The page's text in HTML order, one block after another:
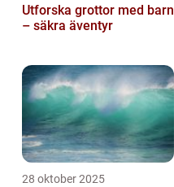
Utforska grottor med barn
– säkra äventyr
28 oktober 2025